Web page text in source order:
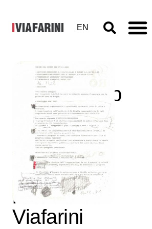
EN
Membership
Viafarini –
manifesti
per
Viafarini